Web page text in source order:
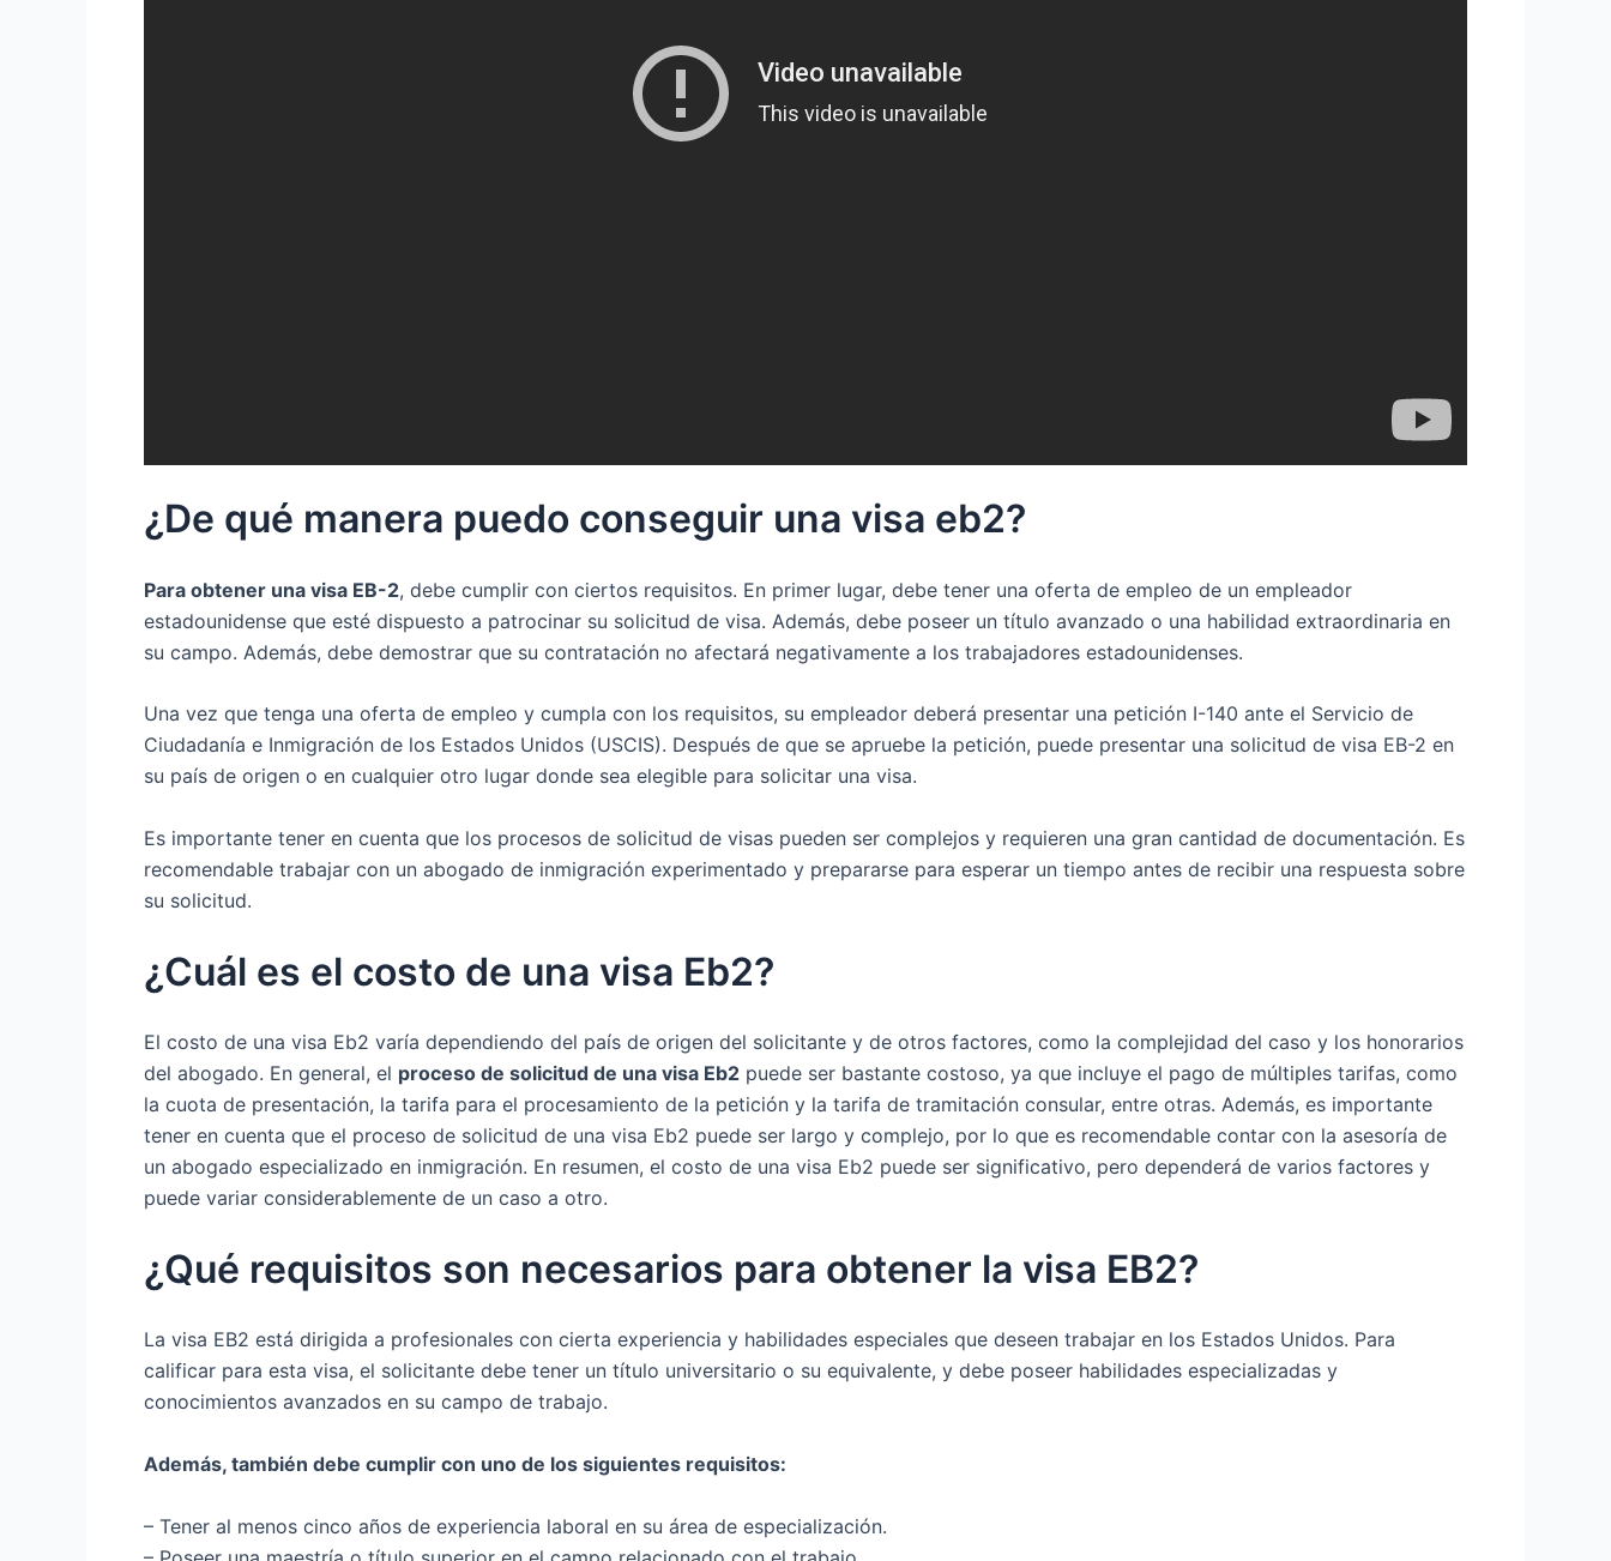
¿De qué manera puedo conseguir una visa eb2?
Para obtener una visa EB-2, debe cumplir con ciertos requisitos. En primer lugar, debe tener una oferta de empleo de un empleador
estadounidense que esté dispuesto a patrocinar su solicitud de visa. Además, debe poseer un título avanzado o una habilidad extraordinaria en
su campo. Además, debe demostrar que su contratación no afectará negativamente a los trabajadores estadounidenses.
Una vez que tenga una oferta de empleo y cumpla con los requisitos, su empleador deberá presentar una petición I-140 ante el Servicio de
Ciudadanía e Inmigración de los Estados Unidos (USCIS). Después de que se apruebe la petición, puede presentar una solicitud de visa EB-2 en
su país de origen o en cualquier otro lugar donde sea elegible para solicitar una visa.
Es importante tener en cuenta que los procesos de solicitud de visas pueden ser complejos y requieren una gran cantidad de documentación. Es
recomendable trabajar con un abogado de inmigración experimentado y prepararse para esperar un tiempo antes de recibir una respuesta sobre
su solicitud.
¿Cuál es el costo de una visa Eb2?
El costo de una visa Eb2 varía dependiendo del país de origen del solicitante y de otros factores, como la complejidad del caso y los honorarios
del abogado. En general, el proceso de solicitud de una visa Eb2 puede ser bastante costoso, ya que incluye el pago de múltiples tarifas, como
la cuota de presentación, la tarifa para el procesamiento de la petición y la tarifa de tramitación consular, entre otras. Además, es importante
tener en cuenta que el proceso de solicitud de una visa Eb2 puede ser largo y complejo, por lo que es recomendable contar con la asesoría de
un abogado especializado en inmigración. En resumen, el costo de una visa Eb2 puede ser significativo, pero dependerá de varios factores y
puede variar considerablemente de un caso a otro.
¿Qué requisitos son necesarios para obtener la visa EB2?
La visa EB2 está dirigida a profesionales con cierta experiencia y habilidades especiales que deseen trabajar en los Estados Unidos. Para
calificar para esta visa, el solicitante debe tener un título universitario o su equivalente, y debe poseer habilidades especializadas y
conocimientos avanzados en su campo de trabajo.
Además, también debe cumplir con uno de los siguientes requisitos:
– Tener al menos cinco años de experiencia laboral en su área de especialización.